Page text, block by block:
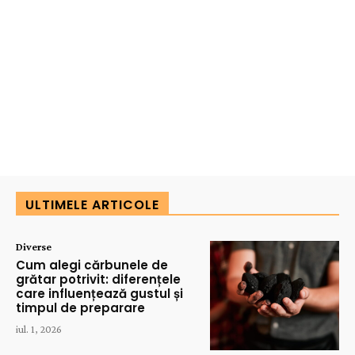
ULTIMELE ARTICOLE
Diverse
Cum alegi cărbunele de
grătar potrivit: diferențele
care influențează gustul și
timpul de preparare
iul. 1, 2026